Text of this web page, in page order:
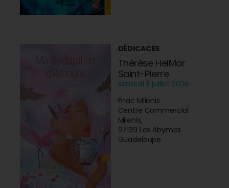
DÉDICACES
Thérèse HelMar
Saint-Pierre
samedi 11 juillet 2026
Fnac Milenis
Centre Commercial
Milenis,
97139 Les Abymes
Guadeloupe